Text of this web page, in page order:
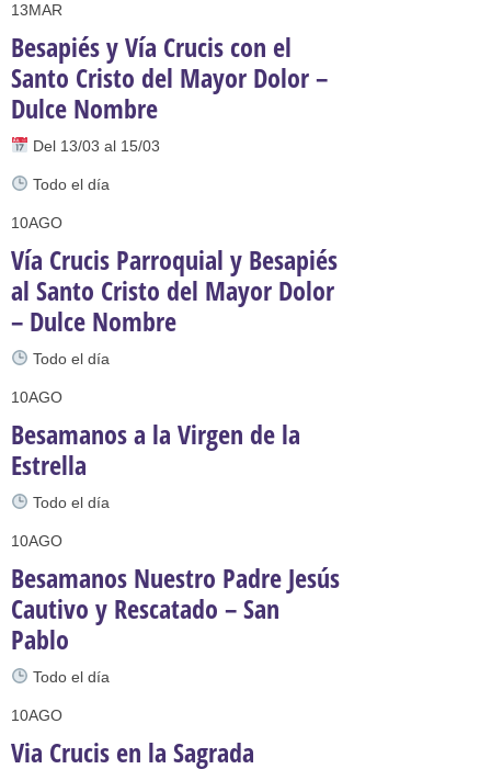
13MAR
Besapiés y Vía Crucis con el
Santo Cristo del Mayor Dolor –
Dulce Nombre
Del 13/03 al 15/03
Todo el día
10AGO
Vía Crucis Parroquial y Besapiés
al Santo Cristo del Mayor Dolor
– Dulce Nombre
Todo el día
10AGO
Besamanos a la Virgen de la
Estrella
Todo el día
10AGO
Besamanos Nuestro Padre Jesús
Cautivo y Rescatado – San
Pablo
Todo el día
10AGO
Via Crucis en la Sagrada